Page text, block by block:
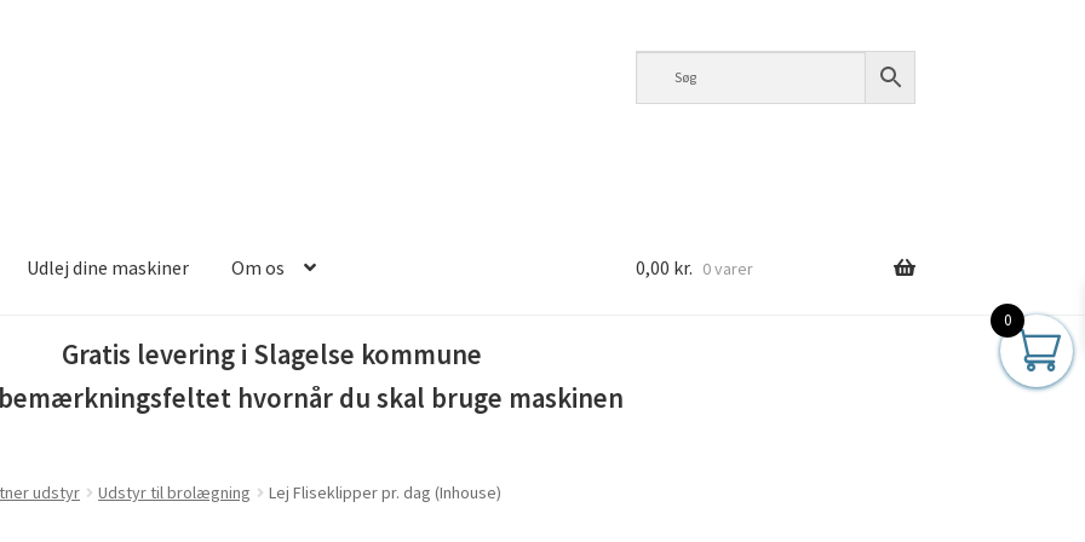
Udlej dine maskiner Om os
ButikEntreprenør maskinerInvestering franchise Kassen
Kunde formularKurvKurven Langtidsudlejning
0,00 kr. 0 varer
Gratis levering i Slagelse kommune
hvornår du skal bruge maskinen
udstyr Udstyr til brolægning Lej Fliseklipper pr. dag (Inhouse)
0